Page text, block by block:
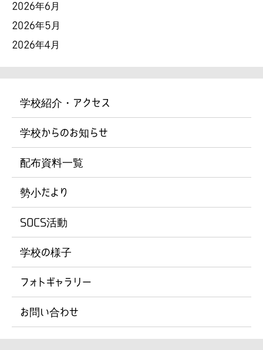
2026年6月
2026年5月
2026年4月
学校紹介・アクセス
学校からのお知らせ
配布資料一覧
勢小だより
SOCS活動
学校の様子
フォトギャラリー
お問い合わせ